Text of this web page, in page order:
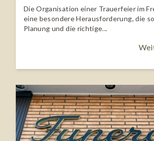
Die Organisation einer Trauerfeier im
eine besondere Herausforderung, die
Planung und die richtige...